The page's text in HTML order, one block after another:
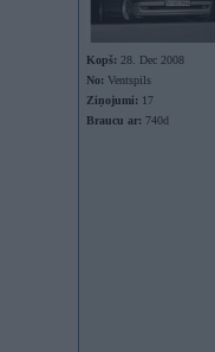
Kopš: 28. Dec 2008
No: Ventspils
Ziņojumi: 17
Braucu ar: 740d